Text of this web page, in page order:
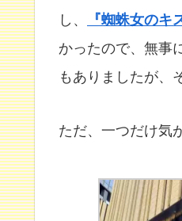
し、
『蜘蛛女のキ
かったので、無事
もありましたが、
ただ、一つだけ気